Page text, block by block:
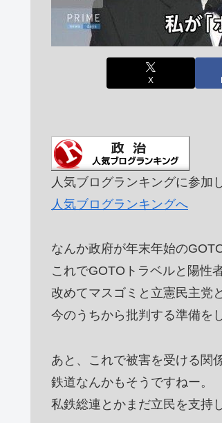
X
人気ブログランキングに参加
人気ブログランキングへ
なんか政府が年末年始の
これでGOTOトラベルと陽性
改めてマスゴミと立憲民主党
今のうちから批判する準備を
あと、これで被害を受ける関
鉄道なんかもそうですねー。
私鉄総連とかまだ立民を支持